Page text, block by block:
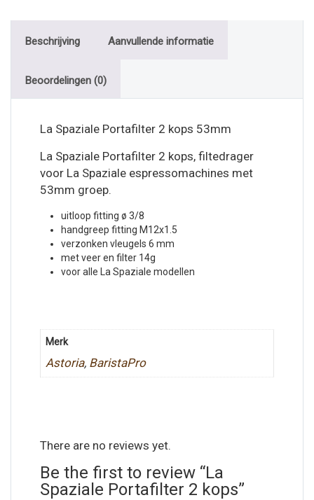
Beschrijving Aanvullende informatie
Beoordelingen (0)
La Spaziale Portafilter 2 kops 53mm
La Spaziale Portafilter 2 kops, filtedrager
voor La Spaziale espressomachines met
53mm groep.
uitloop fitting ø 3/8
handgreep fitting M12x1.5
verzonken vleugels 6 mm
met veer en filter 14g
voor alle La Spaziale modellen
Merk
Astoria, BaristaPro
There are no reviews yet.
Be the first to review “La
Spaziale Portafilter 2 kops”